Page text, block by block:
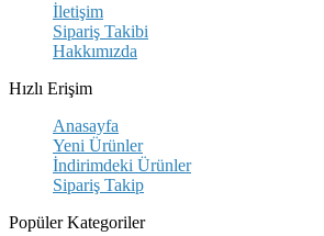
İletişim
Sipariş Takibi
Hakkımızda
Hızlı Erişim
Anasayfa
Yeni Ürünler
İndirimdeki Ürünler
Sipariş Takip
Popüler Kategoriler